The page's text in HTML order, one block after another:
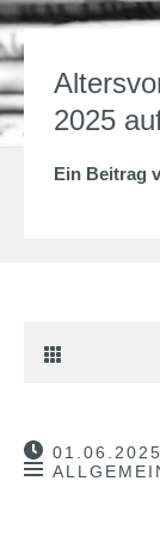
2025
Ein Beitrag
01.06.2025